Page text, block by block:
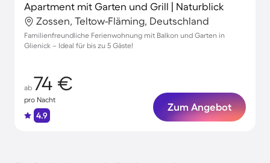
Apartment mit Garten und Grill | Naturblick
Zossen, Teltow-Fläming, Deutschland
Familienfreundliche Ferienwohnung mit Balkon und Garten in
Glienick – Ideal für bis zu 5 Gäste!
ab 74 €
pro Nacht
4.9
Zum Angebot